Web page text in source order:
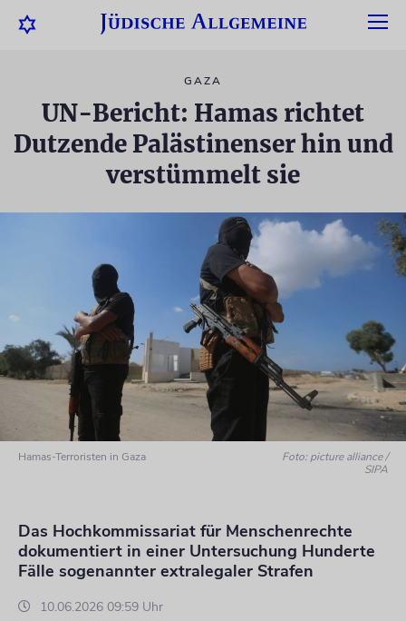
GAZA
UN-Bericht: Hamas richtet
Dutzende Palästinenser hin und
verstümmelt sie
Hamas-Terroristen in Gaza
Foto: picture alliance /
SIPA
Das Hochkommissariat für Menschenrechte
dokumentiert in einer Untersuchung Hunderte
Fälle sogenannter extralegaler Strafen
10.06.2026 09:59 Uhr